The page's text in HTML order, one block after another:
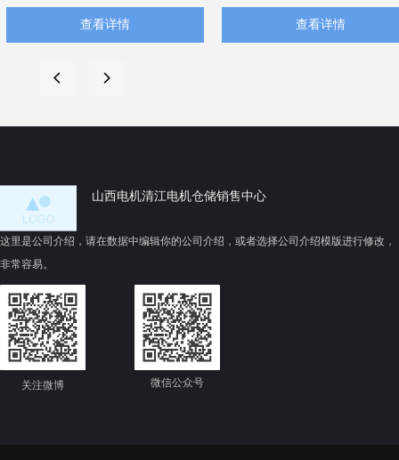
轴度≤0.5mm、粗糙度
≤3.2μm、尺寸公差±0.05mm三
刀+定位轴套工艺组合。当前缺
14）制定内控作业指导书。待
验证点：山西电机制造有限公
司新申请的低压铸造模具专利
是否配套更新了外圆精加工参
数
查看详情
播路径1；YE5电机明确提
及“使用消音材料”以吸收或隔
查看详情
넳 넲
这里是公司介绍，请在数据中编辑你的公司介绍，或者选择公司介绍模版进行修改，
非常容易。
山西电机清江电机仓储销售中心
微信公众号
关注微博